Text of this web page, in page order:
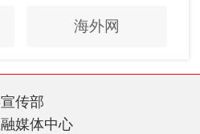
海外网
传部
媒体中心